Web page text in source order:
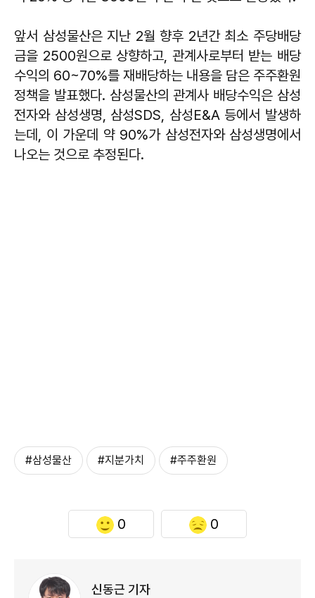
앞서 삼성물산은 지난 2월 향후 2년간 최소 주당배당
금을 2500원으로 상향하고, 관계사로부터 받는 배당
수익의 60~70%를 재배당하는 내용을 담은 주주환원
정책을 발표했다. 삼성물산의 관계사 배당수익은 삼성
전자와 삼성생명, 삼성SDS, 삼성E&A 등에서 발생하
는데, 이 가운데 약 90%가 삼성전자와 삼성생명에서
나오는 것으로 추정된다.
#삼성물산 #지분가치 #주주환원
0 0
신동근 기자